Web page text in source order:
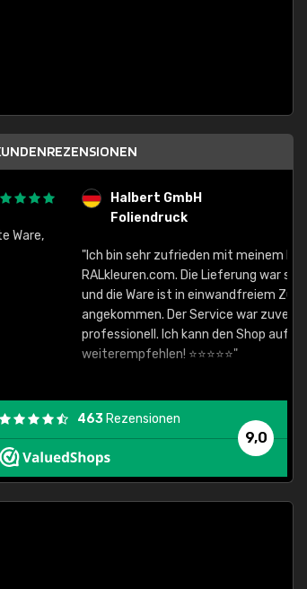
Halbert GmbH
"Ich bin sehr zufrieden mit meinem Einkauf bei
RALkleuren.com. Die Lieferung war sehr schnell
und die Ware ist in einwandfreiem Zustand
angekommen. Der Service war zuverlässig und
professionell. Ich kann den Shop auf jeden Fall
weiterempfehlen! ⭐⭐⭐⭐⭐"
9,0
463 Rezensionen